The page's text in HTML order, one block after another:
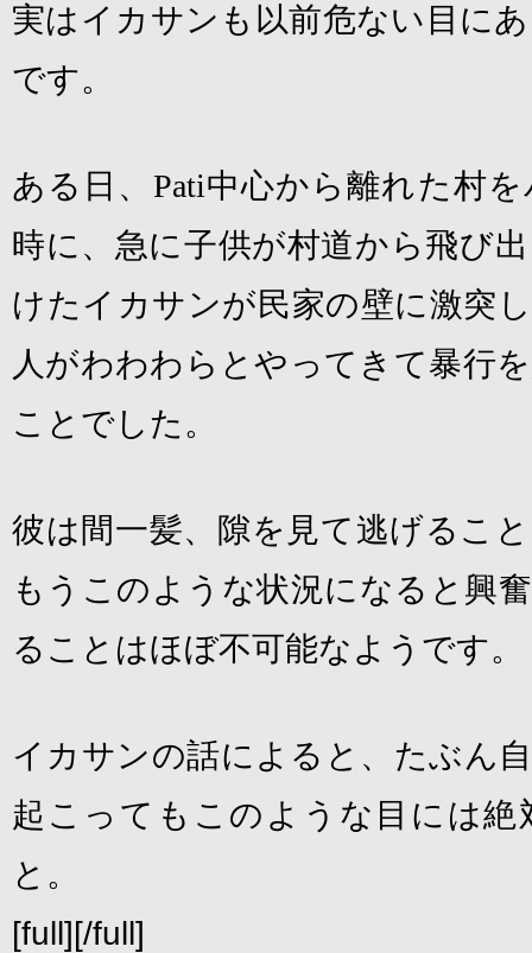
実はイカサンも以前危ない目に
です。
ある日、 Pati中心から離れた村
時に、急に子供が村道から飛び
けたイカサンが民家の壁に激突
人がわわわらとやってきて暴行
ことでした。
彼は間一髪、隙を見て逃げるこ
もうこのような状況になると興
ることはほぼ不可能なようです。
イカサンの話によると、たぶん
起こってもこのような目には
と。
[full][/full]